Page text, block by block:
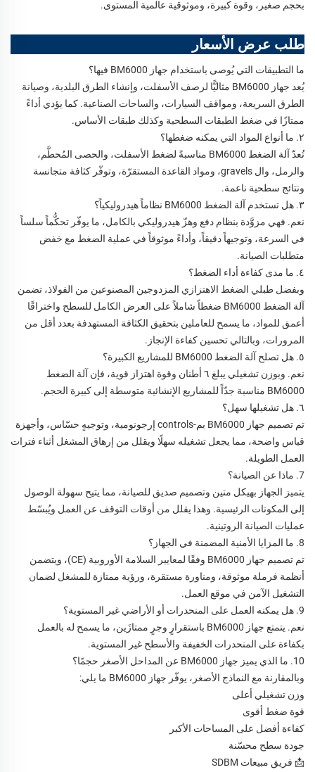
بحجم صغير، وقوة كبيرة، وموثوقية عالمية المستوى.
طلب عرض الأسعار
ما التطبيقات التي يُوصى باستخدام جهاز BM6000 فيها؟
يُعد جهاز BM6000 مثاليًّا لرصف الأسفلت، وإنشاء الطرق البلدية، وصيانة
الطرق السريعة، ومواقف السيارات، والساحات الصناعية. كما يؤدي أداءً
ممتازًا في ضغط الطبقات السطحية وكذلك طبقات الأساس.
٢. ما أنواع المواد التي يمكنه ضغطها؟
تُعدّ آلة الضغط BM6000 مناسبةً لضغط الأسفلت، والحصى المُحطَّم،
والرمل، وال gravels، ومواد القاعدة المستقرّة، وتوفّر كثافة متجانسة
ونتائج سطحية ناعمة.
٣. هل تستخدم آلة الضغط BM6000 نظاماً هيدروليكياً؟
نعم. فهي مزوَّدة بنظام دفع وهزّ هيدروليكي بالكامل، ما يوفّر تحكُّماً سلساً
في السرعة، وتوجيهاً دقيقاً، وأداءً موثوقاً في عملية الضغط مع خفض
متطلبات الصيانة.
٤. ما مدى كفاءة أداء الضغط؟
وبفضل طبلي الضغط الاهتزازي المزدوجين المصنوعين من الفولاذ، تضمن
آلة الضغط BM6000 ضغطاً شاملاً على العرض الكامل للسطح واختراقًا
أعمق للمواد، ما يسمح للعاملين بتحقيق الكثافة المستهدفة بعدد أقل من
المرورات، وبالتالي تحسين كفاءة الإنجاز.
٥. هل تصلح آلة الضغط BM6000 للمشاريع الكبيرة؟
نعم. وبوزن تشغيلي يبلغ ٦ أطنان وقوة اهتزاز قوية، فإن آلة الضغط
BM6000 مناسبة جدّاً للمشاريع الإنشائية متوسطة إلى كبيرة الحجم.
٦. هل تشغيلها سهل؟
تم تصميم جهاز BM6000 بم-controls إرجونومية، وتوجيهٍ حسّاس، وأجهزة
قياس واضحة، مما يجعل تشغيله سهلًا ويقلل من إرهاق المشغل أثناء فترات
العمل الطويلة.
7. ماذا عن الصيانة؟
يتميز الجهاز بهيكل متين وتصميم صديق للصيانة، مما يتيح سهولة الوصول
إلى المكونات الرئيسية. وهذا يقلل من أوقات التوقف عن العمل ويُبسّط
عمليات الصيانة الروتينية.
8. ما المزايا الأمنية المضمنة في الجهاز؟
تم تصميم جهاز BM6000 وفقًا لمعايير السلامة الأوروبية (CE)، ويتضمن
أنظمة فرملة موثوقة، ومناورة مستقرة، ورؤية ممتازة للمشغل لضمان
التشغيل الآمن في موقع العمل.
9. هل يمكنه العمل على المنحدرات أو الأراضي غير المستوية؟
نعم. يتمتع جهاز BM6000 باستقرارٍ وجرٍ ممتازَين، ما يسمح له بالعمل
بكفاءة على المنحدرات الخفيفة والأسطح غير المستوية.
10. ما الذي يميز جهاز BM6000 عن المداحل الأصغر حجمًا؟
وبالمقارنة مع النماذج الأصغر، يوفّر جهاز BM6000 ما يلي:
وزن تشغيلي أعلى
قوة ضغط أقوى
كفاءة أفضل على المساحات الأكبر
جودة سطح محسّنة
📩 فريق مبيعات SDBM